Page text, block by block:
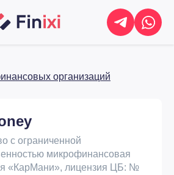
организаций
с ограниченной
микрофинансовая
«КарМани», лицензия ЦБ: №